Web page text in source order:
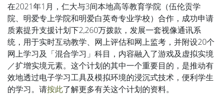
在2021年1月，仁大与3间本地高等教育学院（伍伦贡学
院、明爱专上学院和明爱白英奇专业学校）合作，成功申请
质素提升支援计划下2,260万拨款，发展一套视像通讯系
统，用于实时互动教学、网上评估和网上监考，并附设20个
网上学习及「混合学习」科目，内容融入了游戏及虚拟实境
／扩增实境元素。这个计划的其中一个重要目的，是推动有
效地透过电子学习工具及模拟环境的浸沉式技术，便利学生
的学习。请按此了解更多有关这个计划的资料。